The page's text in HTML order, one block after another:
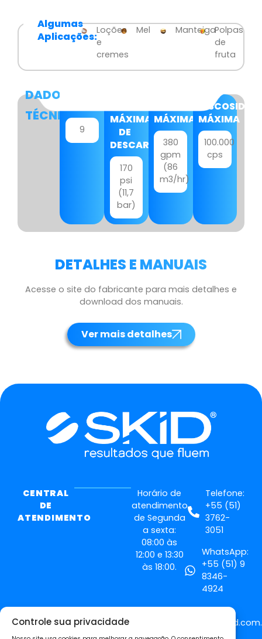
Controle sua privacidade
Algumas
Aplicações:Loções
e
cremes
Mel ManteigaPolpas
de
fruta
DADOS
TÉCNICOS
9
MÁXIMA
DE
DESCARGA
170
psi
(11,7
bar)
MÁXIMA
380
gpm
(86
m3/hr)
MÁXIMA
100.000
cps
DETALHES E MANUAIS
Acesse o site do fabricante para mais detalhes e
download dos manuais.
Ver mais detalhes
CENTRAL
DE
ATENDIMENTO
Horário de
atendimento
de Segunda
a sexta:
08:00 às
12:00 e 13:30
às 18:00.
Telefone:
+55 (51)
3762-
3051
WhatsApp:
+55 (51) 9
8346-
4924
Email: